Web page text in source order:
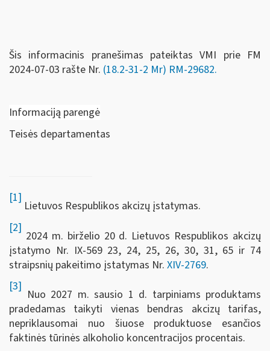
Šis informacinis pranešimas pateiktas VMI prie FM
2024-07-03 rašte Nr. (18.2-31-2 Mr) RM-29682.
Informaciją parengė
Teisės departamentas
[1]
Lietuvos Respublikos akcizų įstatymas.
[2]
2024 m. birželio 20 d. Lietuvos Respublikos akcizų
įstatymo Nr. IX-569 23, 24, 25, 26, 30, 31, 65 ir 74
straipsnių pakeitimo įstatymas Nr. XIV-2769.
[3]
Nuo 2027 m. sausio 1 d. tarpiniams produktams
pradedamas taikyti vienas bendras akcizų tarifas,
nepriklausomai nuo šiuose produktuose esančios
faktinės tūrinės alkoholio koncentracijos procentais.